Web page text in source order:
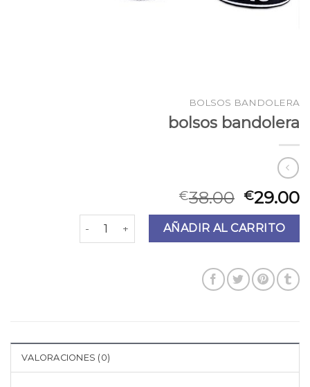
BOLSOS BANDOLERA
bolsos bandolera
€38.00 €29.00
bolsos bandolera cantidadAÑADIR AL CARRITO
VALORACIONES (0)